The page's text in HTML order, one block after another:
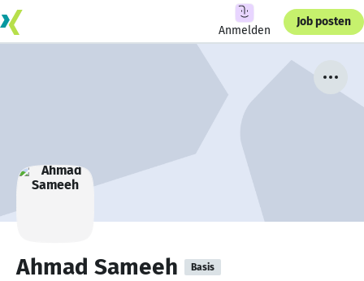
Anmelden
Job posten
Ahmad Sameeh Basis